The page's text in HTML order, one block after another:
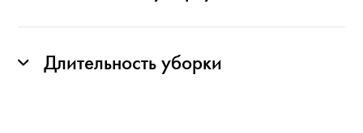
Длительность уборки